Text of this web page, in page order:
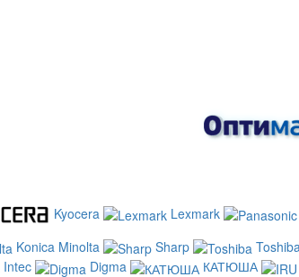
Kyocera
Lexmark
Konica Minolta Sharp
Intec Digma
КАТЮША